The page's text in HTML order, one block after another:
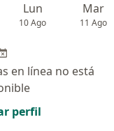
Lun
10 Ago
Mar
11 Ago
en línea no está
perfil